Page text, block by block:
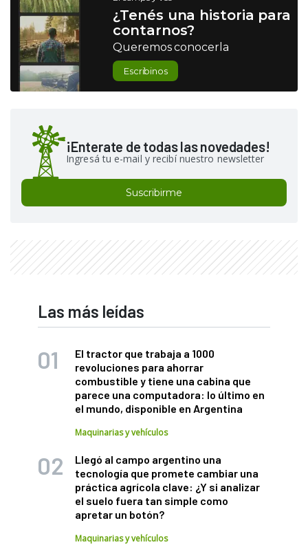
¿Tenés una historia para
contarnos?
Queremos conocerla
Escribinos
¡Enterate de todas las novedades!
Ingresá tu e-mail y recibí nuestro newsletter
Suscribirme
Las más leídas
El tractor que trabaja a 1000
revoluciones para ahorrar
combustible y tiene una cabina que
parece una computadora: lo último en
el mundo, disponible en Argentina
Maquinarias y vehículos
Llegó al campo argentino una
tecnología que promete cambiar una
práctica agrícola clave: ¿Y si analizar
el suelo fuera tan simple como
apretar un botón?
Maquinarias y vehículos